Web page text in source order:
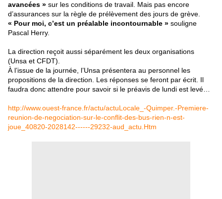
avancées » sur les conditions de travail. Mais pas encore
d’assurances sur la règle de prélèvement des jours de grève.
« Pour moi, c’est un préalable incontournable » souligne
Pascal Herry.
La direction reçoit aussi séparément les deux organisations
(Unsa et CFDT).
À l’issue de la journée, l’Unsa présentera au personnel les
propositions de la direction. Les réponses se feront par écrit. Il
faudra donc attendre pour savoir si le préavis de lundi est levé…
http://www.ouest-france.fr/actu/actuLocale_-Quimper.-Premiere-
reunion-de-negociation-sur-le-conflit-des-bus-rien-n-est-
joue_40820-2028142------29232-aud_actu.Htm